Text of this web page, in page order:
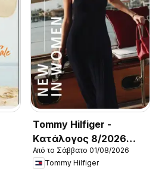
Tommy Hilfiger -
Kατάλογος 8/2026
New in Women
Από το Σάββατο 01/08/2026
Tommy Hilfiger